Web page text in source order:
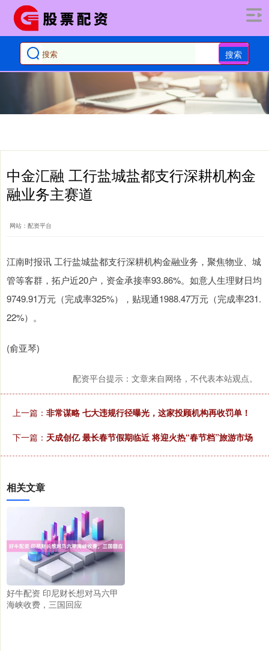
搜索
中金汇融 工行盐城盐都支行深耕机构金
融业务主赛道
网站：配资平台
江南时报讯 工行盐城盐都支行深耕机构金融业务，聚焦物业、城
管等客群，拓户近20户，资金承接率93.86%。如意人生理财日均
9749.91万元（完成率325%），贴现通1988.47万元（完成率231.
22%）。
(俞亚琴)
配资平台提示：文章来自网络，不代表本站观点。
上一篇： 非常谋略 七大违规行径曝光，这家投顾机构再收罚单！
下一篇： 天成创亿 最长春节假期临近 将迎火热“春节档”旅游市场
相关文章
好牛配资 印尼财长想对马六甲
海峡收费，三国回应